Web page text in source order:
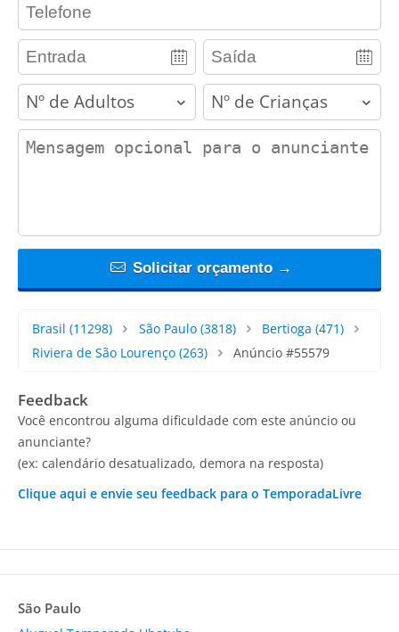
adults children
contact_message
Solicitar orçamento →
Brasil (11298) São Paulo(3818) Bertioga (471)
Riviera de São Lourenço (263) Anúncio #55579
Feedback
Você encontrou alguma dificuldade com este anúncio ou
anunciante?
(ex: calendário desatualizado, demora na resposta)
Clique aqui e envie seu feedback para o TemporadaLivre
São Paulo